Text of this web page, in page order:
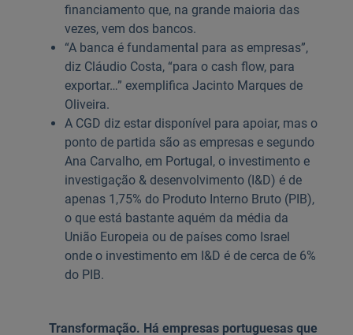
financiamento que, na grande maioria das
vezes, vem dos bancos.
“A banca é fundamental para as empresas”,
diz Cláudio Costa, “para o cash flow, para
exportar…” exemplifica Jacinto Marques de
Oliveira.
A CGD diz estar disponível para apoiar, mas o
ponto de partida são as empresas e segundo
Ana Carvalho, em Portugal, o investimento e
investigação & desenvolvimento (I&D) é de
apenas 1,75% do Produto Interno Bruto (PIB),
o que está bastante aquém da média da
União Europeia ou de países como Israel
onde o investimento em I&D é de cerca de 6%
do PIB.
Transformação. Há empresas portuguesas que